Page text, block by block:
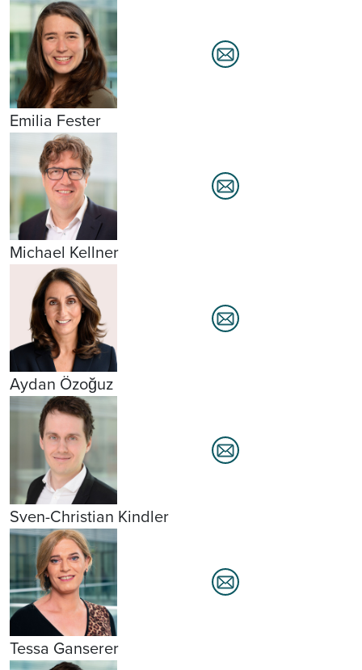
Emilia Fester
Michael Kellner
Aydan Özoğuz
Sven-Christian Kindler
Tessa Ganserer